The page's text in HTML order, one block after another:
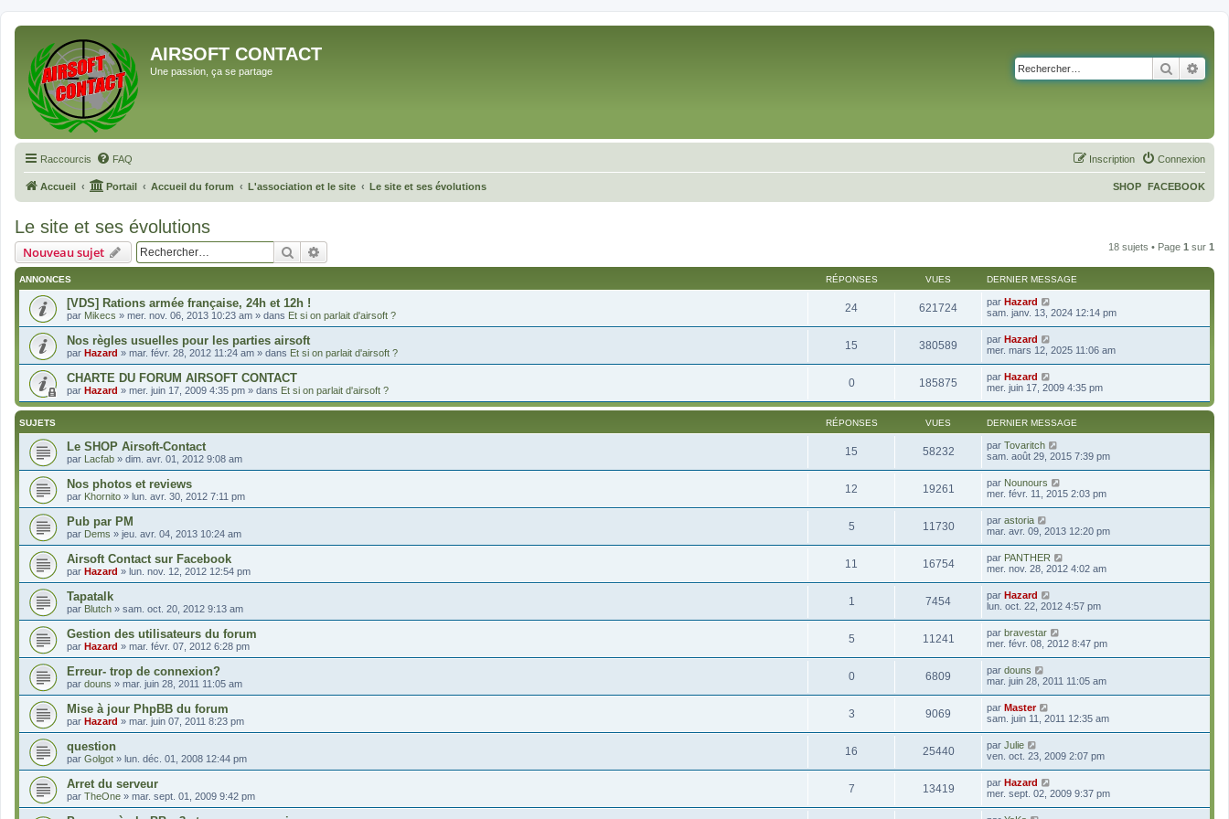
AIRSOFT CONTACT
Une passion, ça se partage
Raccourcis FAQ Connexion
Inscription
Accueil Portail Accueil du forum L'association et le site Le site et ses évolutions FACEBOOK
SHOP
Le site et ses évolutions
Nouveau sujet Rechercher 18 sujets • Page 1 sur 1
ANNONCES RÉPONSES VUES DERNIER MESSAGE
[VDS] Rations armée française, 24h et 12h !
par Mikecs » mer. nov. 06, 2013 10:23 am » dans Et si on parlait d'airsoft ?
24 621724 par Hazard
sam. janv. 13, 2024 12:14 pm
Nos règles usuelles pour les parties airsoft
par Hazard » mar. févr. 28, 2012 11:24 am » dans Et si on parlait d'airsoft ?
15 380589 par Hazard
mer. mars 12, 2025 11:06 am
CHARTE DU FORUM AIRSOFT CONTACT
par Hazard » mer. juin 17, 2009 4:35 pm » dans Et si on parlait d'airsoft ?
0 185875 par Hazard
mer. juin 17, 2009 4:35 pm
SUJETS RÉPONSES VUES DERNIER MESSAGE
Le SHOP Airsoft-Contact
par Lacfab » dim. avr. 01, 2012 9:08 am
15 58232 par Tovaritch
sam. août 29, 2015 7:39 pm
Nos photos et reviews
par Khornito » lun. avr. 30, 2012 7:11 pm
12 19261 par Nounours
mer. févr. 11, 2015 2:03 pm
Pub par PM
par Dems » jeu. avr. 04, 2013 10:24 am
5 11730 par astoria
mar. avr. 09, 2013 12:20 pm
Airsoft Contact sur Facebook
par Hazard » lun. nov. 12, 2012 12:54 pm
11 16754 par PANTHER
mer. nov. 28, 2012 4:02 am
Tapatalk
par Blutch » sam. oct. 20, 2012 9:13 am
1 7454 par Hazard
lun. oct. 22, 2012 4:57 pm
Gestion des utilisateurs du forum
par Hazard » mar. févr. 07, 2012 6:28 pm
5 11241 par bravestar
mer. févr. 08, 2012 8:47 pm
Erreur- trop de connexion?
par douns » mar. juin 28, 2011 11:05 am
0 6809 par douns
mar. juin 28, 2011 11:05 am
Mise à jour PhpBB du forum
par Hazard » mar. juin 07, 2011 8:23 pm
3 9069 par Master
sam. juin 11, 2011 12:35 am
question
par Golgot » lun. déc. 01, 2008 12:44 pm
16 25440 par Julie
ven. oct. 23, 2009 2:07 pm
Arret du serveur
par TheOne » mar. sept. 01, 2009 9:42 pm
7 13419 par Hazard
mer. sept. 02, 2009 9:37 pm